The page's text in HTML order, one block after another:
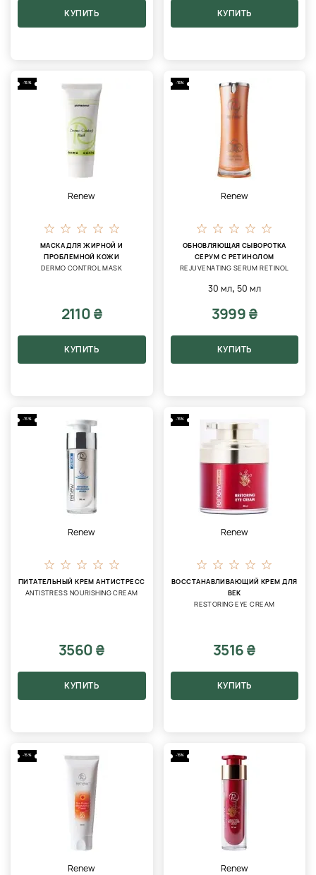
КУПИТЬ КУПИТЬ
-15%
Renew
МАСКА ДЛЯ ЖИРНОЙ И
ПРОБЛЕМНОЙ КОЖИ
DERMO CONTROL MASK
2110 ₴
КУПИТЬ
-15%
Renew
ОБНОВЛЯЮЩАЯ СЫВОРОТКА
СЕРУМ С РЕТИНОЛОМ
REJUVENATING SERUM RETINOL
30 мл, 50 мл
3999 ₴
КУПИТЬ
-15%
Renew
ПИТАТЕЛЬНЫЙ КРЕМ АНТИСТРЕСС
ANTISTRESS NOURISHING CREAM
3560 ₴
КУПИТЬ
-15%
Renew
ВОССТАНАВЛИВАЮЩИЙ КРЕМ ДЛЯ
ВЕК
RESTORING EYE CREAM
3516 ₴
КУПИТЬ
-15%
Renew
-15%
Renew